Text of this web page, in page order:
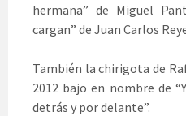
hermana” de Miguel
cargan” de Juan Carlos
También la chirigota de
2012 bajo en nombre de
detrás y por delante”.